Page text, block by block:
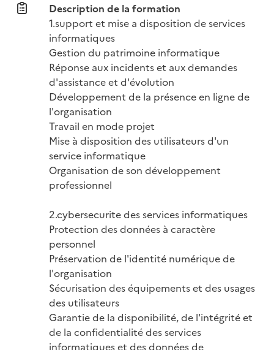
Description de la formation
1.support et mise a disposition de services
informatiques
Gestion du patrimoine informatique
Réponse aux incidents et aux demandes
d'assistance et d'évolution
Développement de la présence en ligne de
l'organisation
Travail en mode projet
Mise à disposition des utilisateurs d'un
service informatique
Organisation de son développement
professionnel
2.cybersecurite des services informatiques
Protection des données à caractère
personnel
Préservation de l'identité numérique de
l'organisation
Sécurisation des équipements et des usages
des utilisateurs
Garantie de la disponibilité, de l'intégrité et
de la confidentialité des services
informatiques et des données de